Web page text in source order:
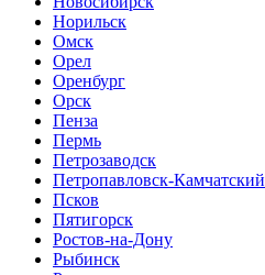
Норильск
Омск
Орел
Оренбург
Орск
Пенза
Пермь
Петрозаводск
Петропавловск-Камчатский
Псков
Пятигорск
Ростов-на-Дону
Рыбинск